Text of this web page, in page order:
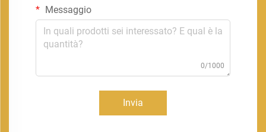
Messaggio
0/1000
Invia